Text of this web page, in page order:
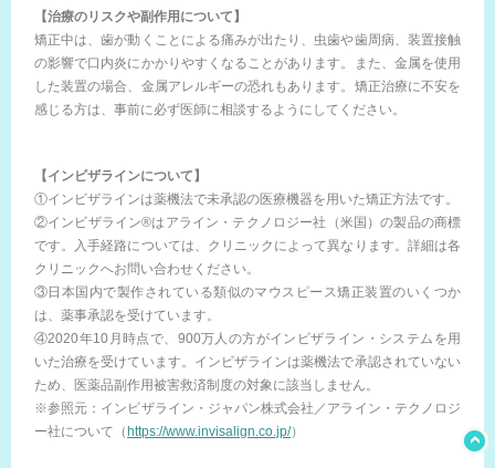
【治療のリスクや副作用について】
矯正中は、歯が動くことによる痛みが出たり、虫歯や歯周病、装置接触
の影響で口内炎にかかりやすくなることがあります。また、金属を使用
した装置の場合、金属アレルギーの恐れもあります。矯正治療に不安を
感じる方は、事前に必ず医師に相談するようにしてください。
【インビザラインについて】
①インビザラインは薬機法で未承認の医療機器を用いた矯正方法です。
②インビザライン®はアライン・テクノロジー社（米国）の製品の商標
です。入手経路については、クリニックによって異なります。詳細は各
クリニックへお問い合わせください。
③日本国内で製作されている類似のマウスピース矯正装置のいくつか
は、薬事承認を受けています。
④2020年10月時点で、900万人の方がインビザライン・システムを用
いた治療を受けています。インビザラインは薬機法で承認されていない
ため、医薬品副作用被害救済制度の対象に該当しません。
※参照元：インビザライン・ジャパン株式会社／アライン・テクノロジ
ー社について（ https://www.invisalign.co.jp/）